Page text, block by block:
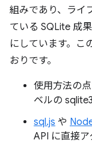
組みであり、ライ
ている SQLite 成
にしています。こ
おりです。
使用方法の
ベルの
sql.js や
API に直接